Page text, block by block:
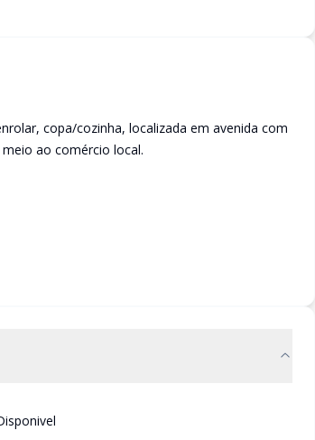
copa/cozinha, localizada em avenida com
ao comércio local.